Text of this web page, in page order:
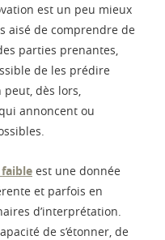
est un peu mieux
aisé de comprendre de
parties prenantes,
de les prédire
dès lors,
annoncent ou
est une donnée
et parfois en
d’interprétation.
de s’étonner, de